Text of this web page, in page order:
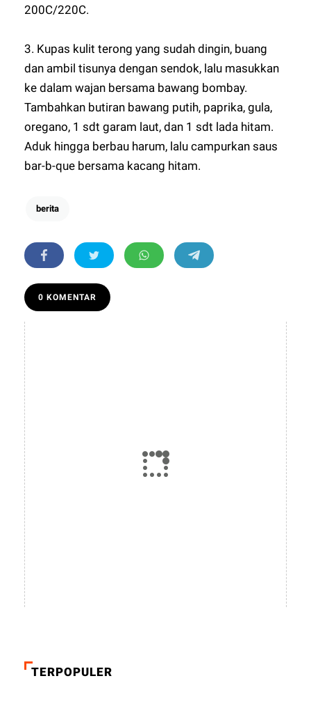
200C/220C.
3. Kupas kulit terong yang sudah dingin, buang
dan ambil tisunya dengan sendok, lalu masukkan
ke dalam wajan bersama bawang bombay.
Tambahkan butiran bawang putih, paprika, gula,
oregano, 1 sdt garam laut, dan 1 sdt lada hitam.
Aduk hingga berbau harum, lalu campurkan saus
bar-b-que bersama kacang hitam.
berita
0 KOMENTAR
TERPOPULER